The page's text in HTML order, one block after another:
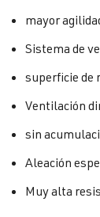
mayor
Sistema de
superficie de
Ventilación
sin
Aleación
Muy alta